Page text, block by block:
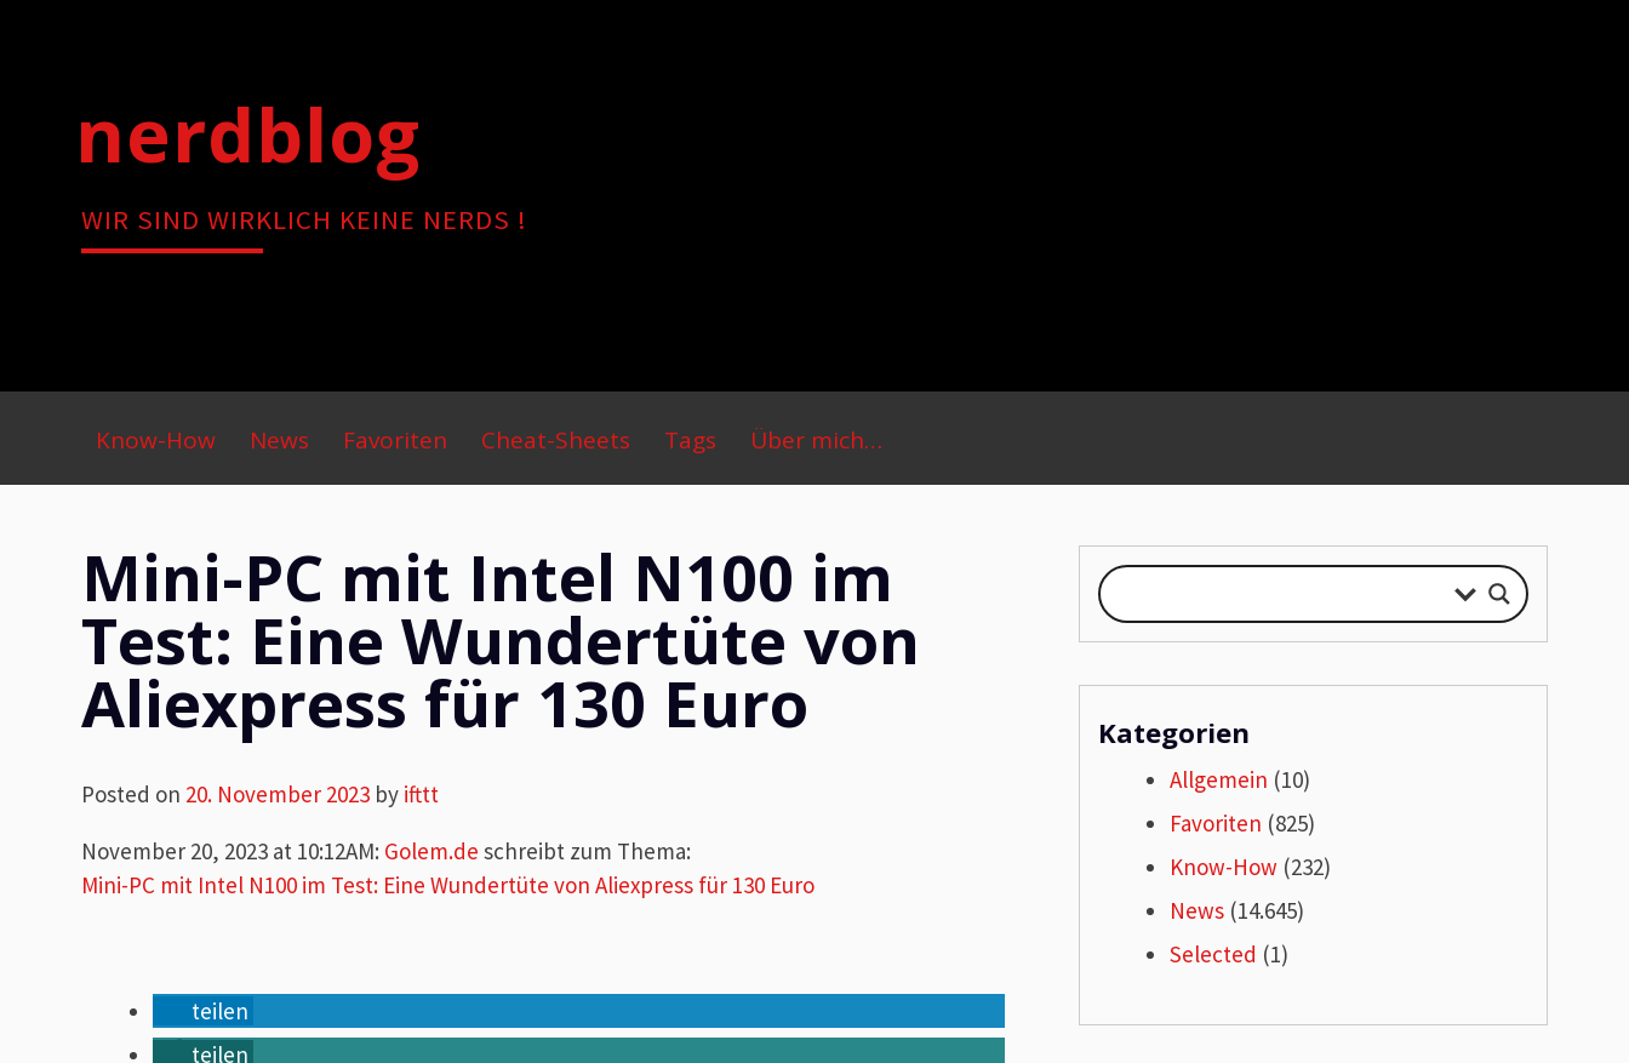
nerdblog
WIR SIND WIRKLICH KEINE NERDS !
Primary
Menu
Know-How News Favoriten Cheat-Sheets Tags Über mich…
Mini-PC mit Intel N100 im
Test: Eine Wundertüte von
Aliexpress für 130 Euro
Posted on 20. November 2023 by ifttt
November 20, 2023 at 10:12AM: Golem.de schreibt zum Thema:
Mini-PC mit Intel N100 im Test: Eine Wundertüte von Aliexpress für 130 Euro
teilen
teilen
Kategorien
Allgemein (10)
Favoriten (825)
Know-How (232)
News(14.645)
Selected (1)